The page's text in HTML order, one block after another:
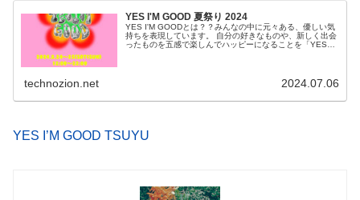
YES I'M GOOD 夏祭り 2024
YES I'M GOODとは？？みんなの中に元々ある、優しい気
持ちを表現しています。 自分の好きなものや、新しく出会
ったものを五感で楽しんでハッピーになることを「YES
technozion.net 2024.07.06
YES I’M GOOD TSUYU